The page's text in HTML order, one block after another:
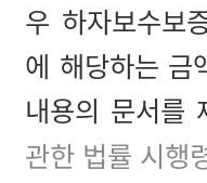
우 하자보수보
에 해당하는 금
내용의 문서를
관한 법률 시행